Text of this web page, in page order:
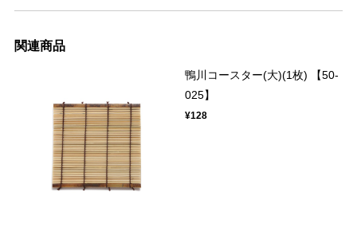
関連商品
鴨川コースター(大)(1枚) 【50-
025】
¥128